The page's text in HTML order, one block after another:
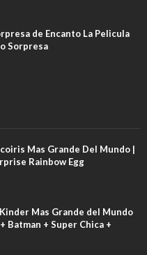
de Encanto La Pelicula
Sorpresa
Mas Grande Del Mundo |
Rainbow Egg
Mas Grande del Mundo
Batman + Super Chica +